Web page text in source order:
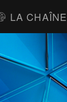
LA CHAÎNE